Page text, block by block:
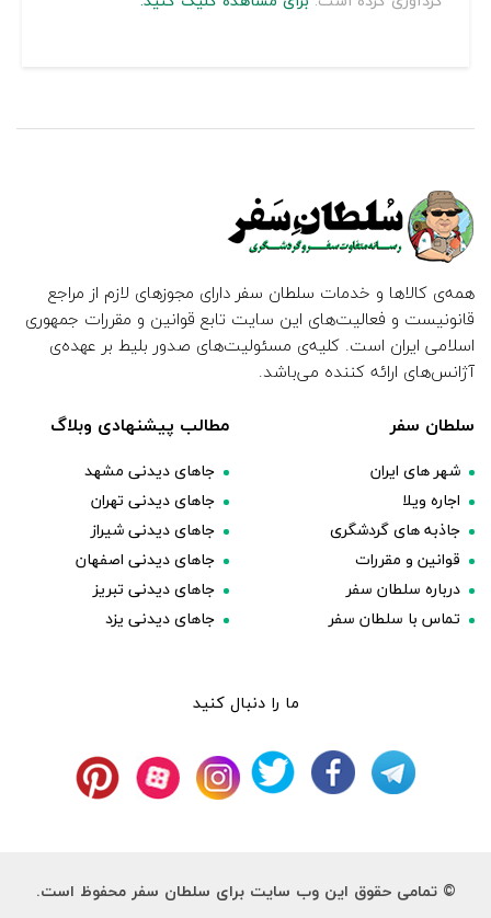
همه‌ی کالاها و خدمات سلطان سفر دارای مجوزهای لازم از مراجع
قانونیست و فعالیت‌های این سایت تابع قوانین و مقررات جمهوری
اسلامی ایران است. کلیه‌ی مسئولیت‌های صدور بلیط بر عهده‌ی
آژانس‌های ارائه کننده می‌باشد.
سلطان سفر
شهر های ایران
اجاره ویلا
جاذبه های گردشگری
قوانین و مقررات
درباره سلطان سفر
تماس با سلطان سفر
مطالب پیشنهادی وبلاگ
جاهای دیدنی مشهد
جاهای دیدنی تهران
جاهای دیدنی شیراز
جاهای دیدنی اصفهان
جاهای دیدنی تبریز
جاهای دیدنی یزد
ما را دنبال کنید
© تمامی حقوق این وب سایت برای سلطان سفر محفوظ است.